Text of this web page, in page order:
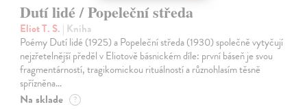
Dutí lidé / Popeleční středa
Eliot T. S. | Kniha
Poémy Dutí lidé (1925) a Popeleční středa (1930) společně vytyčují
nejzřetelnější předěl v Eliotově básnickém díle: první báseň je svou
fragmentárností, tragikomickou rituálností a různohlasím těsně
spřízněna…
Na sklade ?